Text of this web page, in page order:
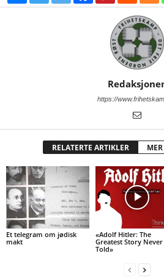
https://
RELATERTE ARTIKLER
Et telegram om jødisk
makt
«Adolf Hitler: The
Greatest Story Never
Told»